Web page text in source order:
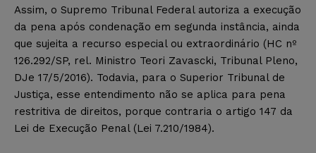
Assim, o Supremo Tribunal Federal autoriza a execução
da pena após condenação em segunda instância, ainda
que sujeita a recurso especial ou extraordinário (HC nº
126.292/SP, rel. Ministro Teori Zavascki, Tribunal Pleno,
DJe 17/5/2016). Todavia, para o Superior Tribunal de
Justiça, esse entendimento não se aplica para pena
restritiva de direitos, porque contraria o artigo 147 da
Lei de Execução Penal (Lei 7.210/1984).